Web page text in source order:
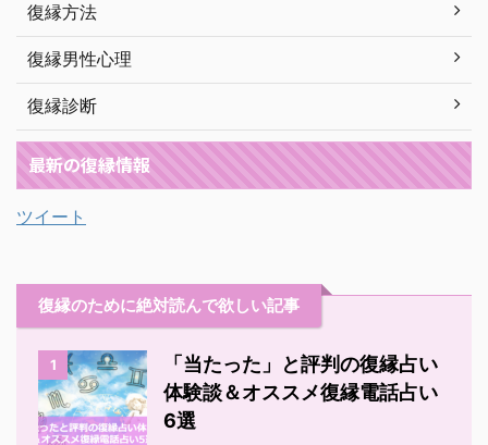
復縁方法
復縁男性心理
復縁診断
最新の復縁情報
ツイート
復縁のために絶対読んで欲しい記事
1
「当たった」と評判の復縁占い
体験談＆オススメ復縁電話占い
6選